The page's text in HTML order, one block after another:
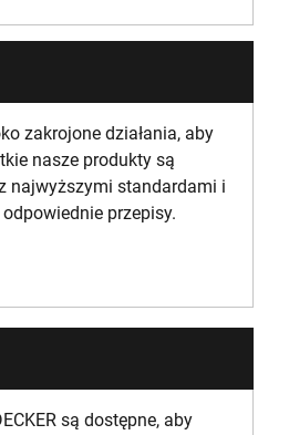
zakrojone działania, aby
nasze produkty są
najwyższymi standardami i
przepisy.
są dostępne, aby